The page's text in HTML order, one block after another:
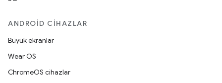
ANDROID CIHAZLAR
Büyük ekranlar
Wear OS
ChromeOS cihazlar